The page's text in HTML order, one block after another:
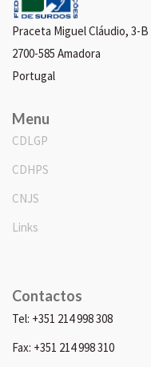
Praceta Miguel Cláudio, 3-B
2700-585 Amadora
Portugal
Menu
CDLGP
CDHPS
CNJS
Links
Contactos
Tel: +351 214 998 308
Fax: +351 214 998 310